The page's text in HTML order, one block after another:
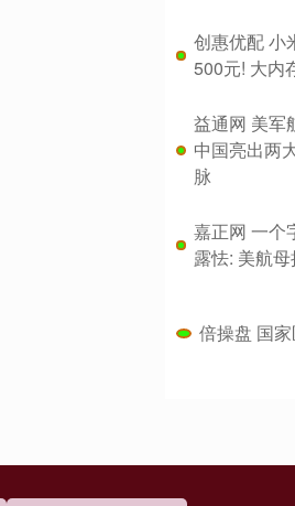
创惠优配 小
500元! 大内
益通网 美军
中国亮出两
脉
嘉正网 一个
露怯: 美航
倍操盘 国